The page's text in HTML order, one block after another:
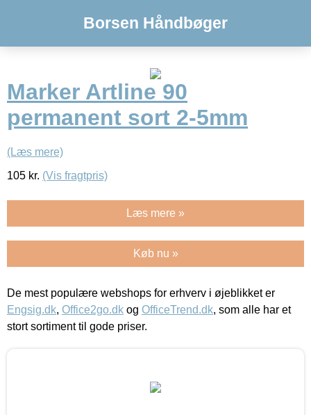
Borsen Håndbøger
Marker Artline 90
permanent sort 2-5mm
(Læs mere)
105 kr. (Vis fragtpris)
Læs mere »
Køb nu »
De mest populære webshops for erhverv i øjeblikket er
Engsig.dk, Office2go.dk og OfficeTrend.dk, som alle har et
stort sortiment til gode priser.